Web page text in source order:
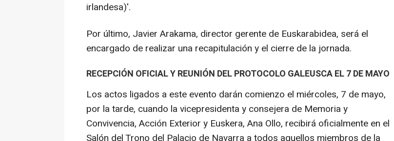
irlandesa)'.
Por último, Javier Arakama, director gerente de Euskarabidea, será el
encargado de realizar una recapitulación y el cierre de la jornada.
RECEPCIÓN OFICIAL Y REUNIÓN DEL PROTOCOLO GALEUSCA EL 7 DE MAYO
Los actos ligados a este evento darán comienzo el miércoles, 7 de mayo,
por la tarde, cuando la vicepresidenta y consejera de Memoria y
Convivencia, Acción Exterior y Euskera, Ana Ollo, recibirá oficialmente en el
Salón del Trono del Palacio de Navarra a todos aquellos miembros de la